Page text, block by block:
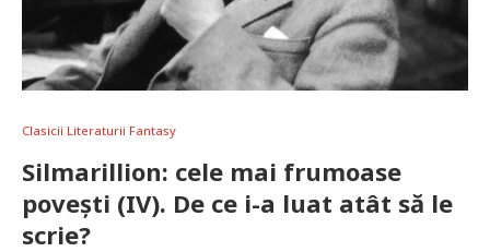
Clasicii Literaturii Fantasy
Silmarillion: cele mai frumoase
povești (IV). De ce i-a luat atât să le
scrie?